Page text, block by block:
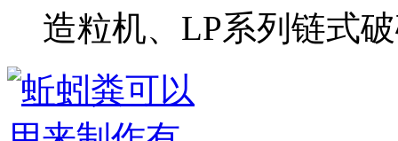
造粒机、LP系列链式